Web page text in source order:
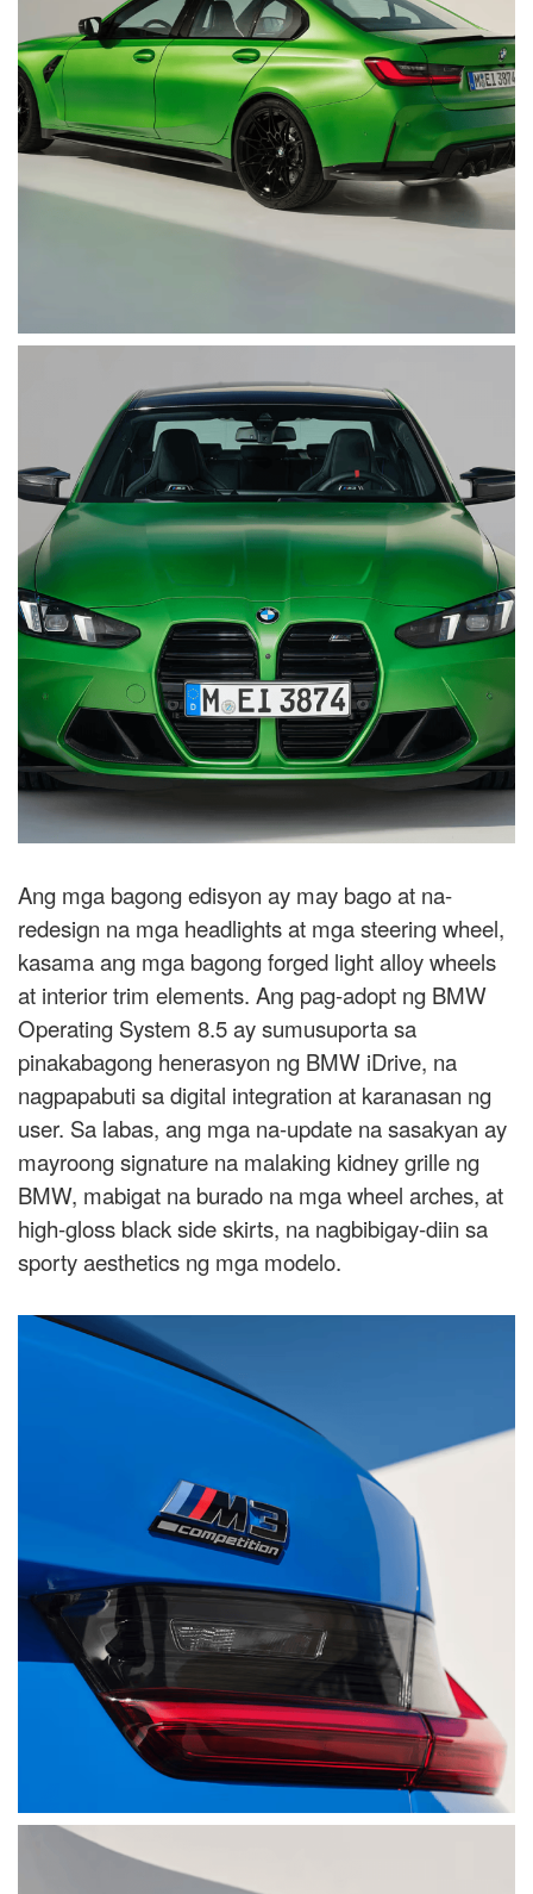
Ang mga bagong edisyon ay may bago at na-
redesign na mga headlights at mga steering wheel,
kasama ang mga bagong forged light alloy wheels
at interior trim elements. Ang pag-adopt ng BMW
Operating System 8.5 ay sumusuporta sa
pinakabagong henerasyon ng BMW iDrive, na
nagpapabuti sa digital integration at karanasan ng
user. Sa labas, ang mga na-update na sasakyan ay
mayroong signature na malaking kidney grille ng
BMW, mabigat na burado na mga wheel arches, at
high-gloss black side skirts, na nagbibigay-diin sa
sporty aesthetics ng mga modelo.